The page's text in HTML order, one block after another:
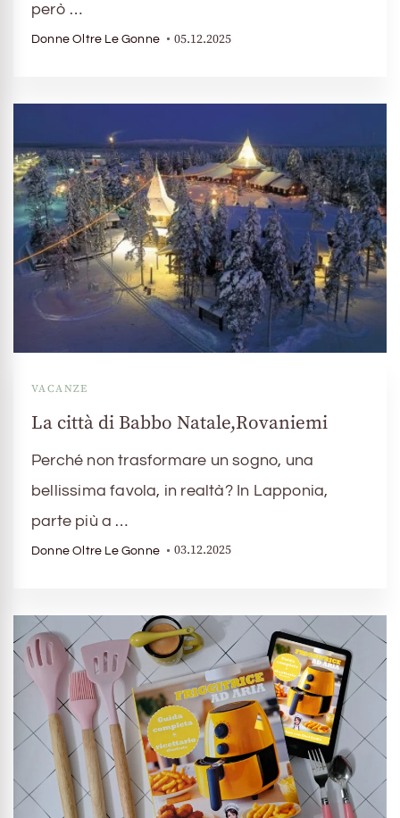
però …
Donne Oltre Le Gonne 05.12.2025
VACANZE
La città di Babbo Natale,Rovaniemi
Perché non trasformare un sogno, una
bellissima favola, in realtà? In Lapponia,
parte più a …
Donne Oltre Le Gonne 03.12.2025